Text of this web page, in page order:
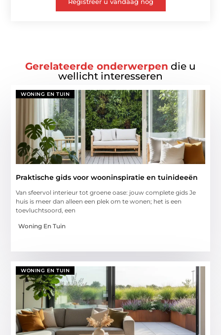
Registreer u vandaag nog
Gerelateerde onderwerpen die u
wellicht interesseren
WONING EN TUIN
Praktische gids voor wooninspiratie en tuinideeën
Van sfeervol interieur tot groene oase: jouw complete gids Je
huis is meer dan alleen een plek om te wonen; het is een
toevluchtsoord, een
Woning En Tuin
WONING EN TUIN